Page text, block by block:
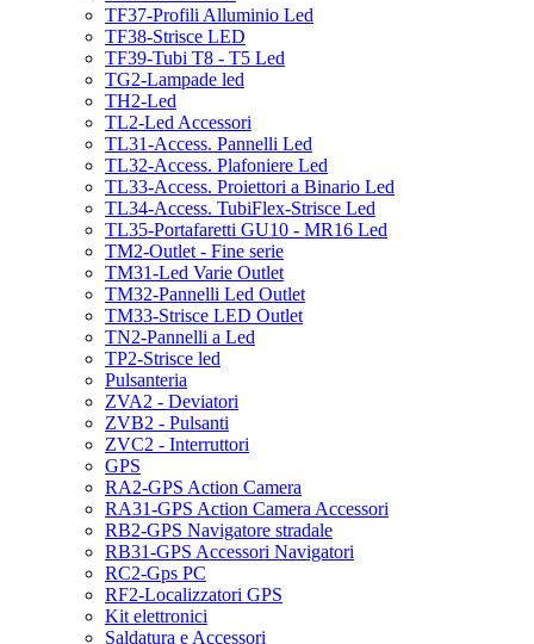
TF37-Profili Alluminio Led
TF38-Strisce LED
TF39-Tubi T8 - T5 Led
TG2-Lampade led
TH2-Led
TL2-Led Accessori
TL31-Access. Pannelli Led
TL32-Access. Plafoniere Led
TL33-Access. Proiettori a Binario Led
TL34-Access. TubiFlex-Strisce Led
TL35-Portafaretti GU10 - MR16 Led
TM2-Outlet - Fine serie
TM31-Led Varie Outlet
TM32-Pannelli Led Outlet
TM33-Strisce LED Outlet
TN2-Pannelli a Led
TP2-Strisce led
Pulsanteria
ZVA2 - Deviatori
ZVB2 - Pulsanti
ZVC2 - Interruttori
GPS
RA2-GPS Action Camera
RA31-GPS Action Camera Accessori
RB2-GPS Navigatore stradale
RB31-GPS Accessori Navigatori
RC2-Gps PC
RF2-Localizzatori GPS
Kit elettronici
Saldatura e Accessori